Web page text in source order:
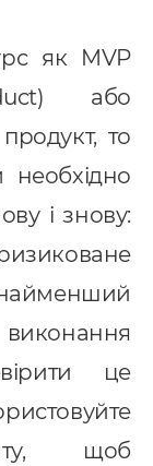
як MVP
або
то
і знову:
це
щоб